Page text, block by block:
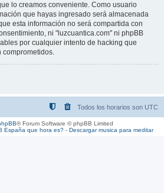
lo creamos conveniente. Como usuario
que hayas ingresado será almacenada
esta información no será compartida con
ni "luzcuantica.com" ni phpBB
por cualquier intento de hacking que
comprometidos.
Todos los horarios son UTC
® Forum Software © phpBB Limited
España que hora es?- Descargar musica para meditar